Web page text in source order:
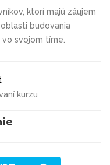
ktorí majú záujem
budovania
svojom tíme.
kurzu